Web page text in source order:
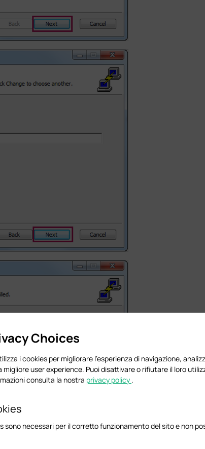
Choices
i cookies per migliorare l'esperienza di navigazione,
migliore user experience. Puoi disattivare o rifiutare il loro
consulta la nostra privacy policy .
sono necessari per il corretto funzionamento del sito e non